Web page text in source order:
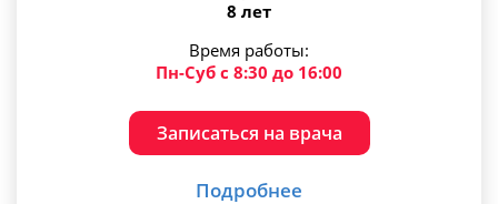
8 лет
Время работы:
Пн-Суб с 8:30 до 16:00
Записаться на врача
Подробнее